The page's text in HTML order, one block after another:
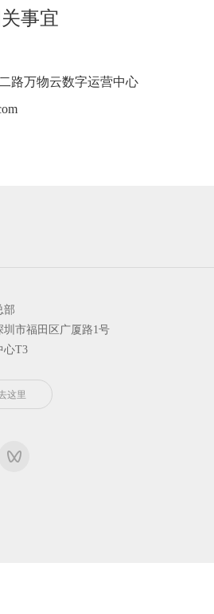
事宜
路万物云数字运营中心
部
圳市福田区广厦路1号
心T3
这里